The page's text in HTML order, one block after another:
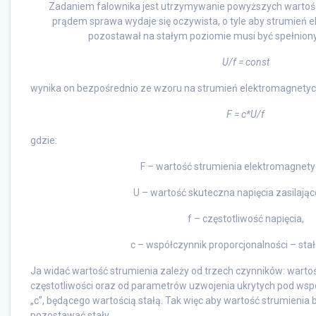
Zadaniem falownika jest utrzymywanie powyższych
prądem sprawa wydaje się oczywista, o tyle aby strumień
pozostawał na stałym poziomie musi być
U/f = const
wynika on bezpośrednio ze wzoru na strumień
F = c*U/f
gdzie:
F – wartość strumienia
U – wartość skuteczna napięcia
f – częstotliwość napięcia,
c – współczynnik proporcjonalności –
Ja widać wartość strumienia zależy od trzech czynników:
częstotliwości oraz od parametrów uzwojenia ukrytych pod
„c”, będącego wartością stałą. Tak więc aby wartość strumienia